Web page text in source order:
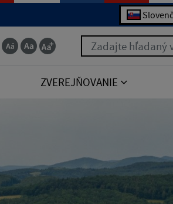
Zadajte hľadaný
ZVEREJŇOVANIE